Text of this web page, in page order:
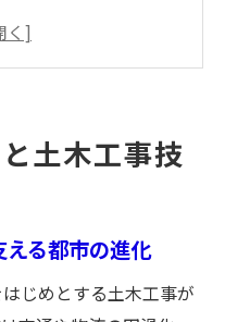
木工事の役割とは
分かる地下工事入門
土木工事技
る都市の進化
じめとする土木工事が